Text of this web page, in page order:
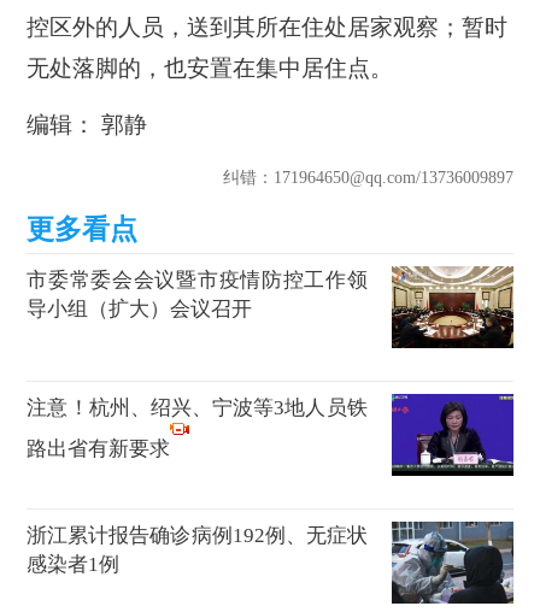
控区外的人员，送到其所在住处居家观察；暂时
无处落脚的，也安置在集中居住点。
编辑： 郭静
纠错：171964650@qq.com/13736009897
市委常委会会议暨市疫情防控工作领
导小组（扩大）会议召开
注意！杭州、绍兴、宁波等3地人员铁
路出省有新要求
浙江累计报告确诊病例192例、无症状
感染者1例